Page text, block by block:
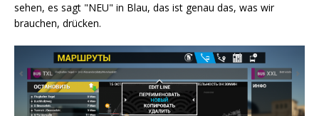
sehen, es sagt "NEU" in Blau, das ist genau das, was wir
brauchen, drücken.